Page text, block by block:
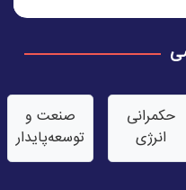
حکمرانی
انرژی
صنعت‌ و
توسعه‌پایدار